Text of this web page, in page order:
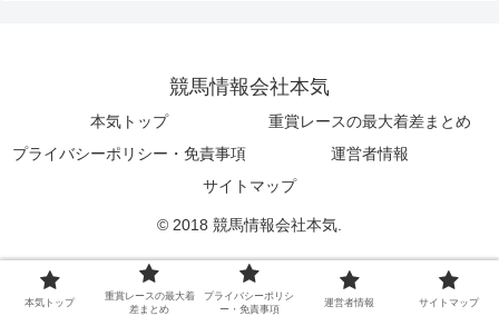
競馬情報会社本気
本気トップ
重賞レースの最大着差まとめ
プライバシーポリシー・免責事項
運営者情報
サイトマップ
© 2018 競馬情報会社本気.
本気トップ
重賞レースの最大着
差まとめ
プライバシーポリシ
ー・免責事項
運営者情報 サイトマップ